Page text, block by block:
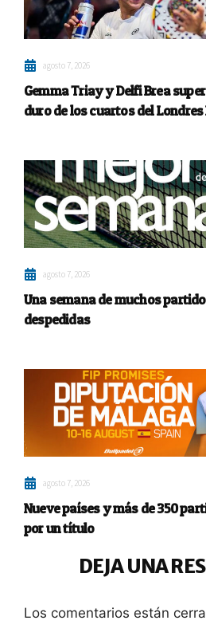
agosto 7, 2026
Gemma Triay y Delfi Brea
duro de los cuartos del Londres
agosto 7, 2026
Una semana de muchos
despedidas
agosto 7, 2026
Nueve países y más de 350
por un título
DEJA UNA
Los comentarios están